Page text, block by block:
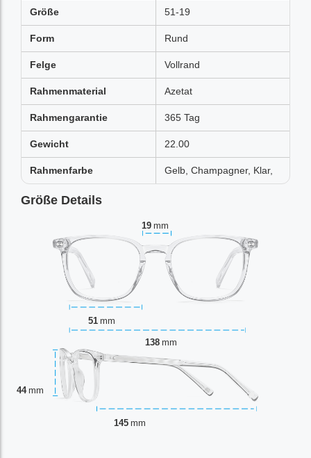
Größe 51-19
Form Rund
Felge Vollrand
Rahmenmaterial Azetat
Rahmengarantie 365 Tag
Gewicht 22.00
Rahmenfarbe Gelb, Champagner, Klar,
Größe Details
19 mm
51 mm
44 mm
138 mm
145 mm